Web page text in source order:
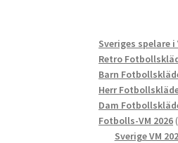
Sveriges spelare i
Retro
Barn
Herr
Dam
Fotbolls-VM 2026
Sverige VM